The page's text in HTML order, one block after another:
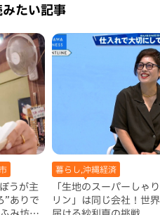
たい記事
うが主
”ありで
暮らし,沖縄経済
「生地のスーパーしゃ
リン」は同じ会社！世